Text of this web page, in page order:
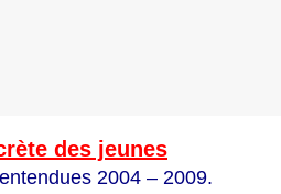
des jeunes
2004 – 2009.